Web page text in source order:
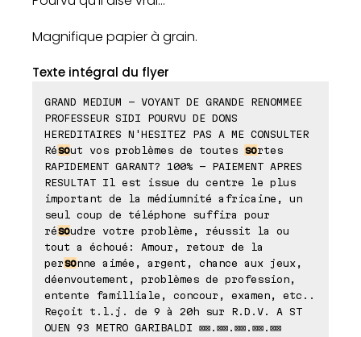
Magnifique papier à grain.
Texte intégral du flyer
GRAND MEDIUM - VOYANT DE GRANDE RENOMMEE
PROFESSEUR SIDI POURVU DE DONS
HEREDITAIRES N'HESITEZ PAS A ME CONSULTER
Résout vos problèmes de toutes sortes
RAPIDEMENT GARANT? 100% - PAIEMENT APRES
RESULTAT Il est issue du centre le plus
important de la médiumnité africaine, un
seul coup de téléphone suffira pour
résoudre votre problème, réussit la ou
tout a échoué: Amour, retour de la
personne aimée, argent, chance aux jeux,
déenvoutement, problèmes de profession,
entente familliale, concour, examen, etc..
Reçoit t.l.j. de 9 à 20h sur R.D.V. A ST
OUEN 93 METRO GARIBALDI ⊠⊠.⊠⊠.⊠⊠.⊠⊠.⊠⊠